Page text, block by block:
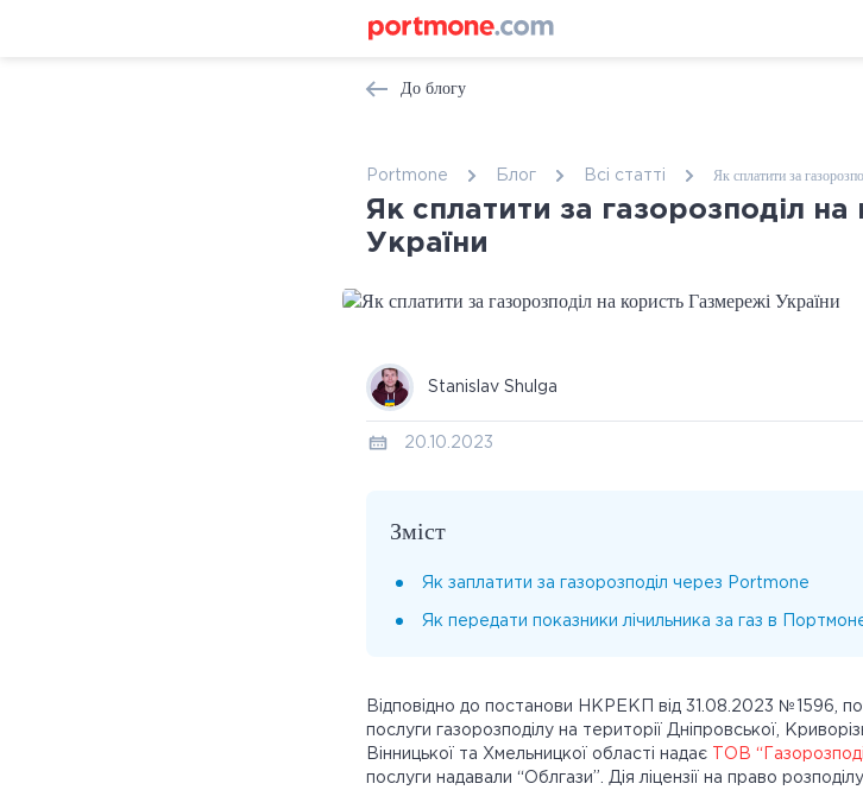
До блогу
Portmone Блог Всі статтi Як сплатити за
Як сплатити за газорозподіл
України
Stanislav Shulga
20.10.2023
Зміст
Як заплатити за газорозподіл через Portmone
Як передати показники лічильника за газ в
Відповідно до постанови НКРЕКП від 31.08.2023 №1596,
послуги газорозподілу на території Дніпровської,
Вінницької та Хмельницкої області надає
ТОВ
послуги надавали “Облгази”. Дія ліцензії на право